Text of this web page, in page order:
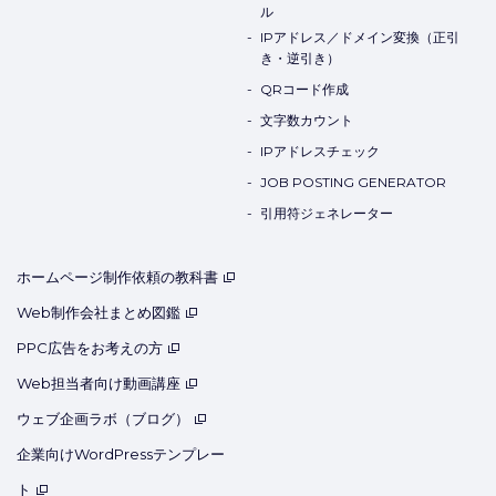
ル
IPアドレス／ドメイン変換（正引
き・逆引き）
QRコード作成
文字数カウント
IPアドレスチェック
JOB POSTING GENERATOR
引用符ジェネレーター
ホームページ制作依頼の教科書
Web制作会社まとめ図鑑
PPC広告をお考えの方
Web担当者向け動画講座
ウェブ企画ラボ（ブログ）
企業向けWordPressテンプレー
ト